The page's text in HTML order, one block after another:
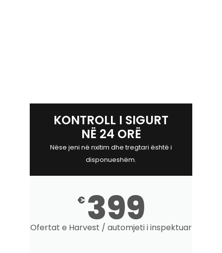
KONTROLL I SIGURT
NË 24 ORË
Nëse jeni në nxitim dhe tregtari është i
disponueshëm.
€ 399
Ofertat e Harvest / automjeti i inspektuar